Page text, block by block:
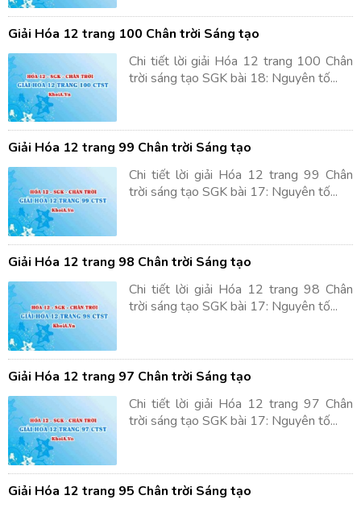
Giải Hóa 12 trang 100 Chân trời Sáng tạo
Chi tiết lời giải Hóa 12 trang 100 Chân
trời sáng tạo SGK bài 18: Nguyên tố...
Giải Hóa 12 trang 99 Chân trời Sáng tạo
Chi tiết lời giải Hóa 12 trang 99 Chân
trời sáng tạo SGK bài 17: Nguyên tố...
Giải Hóa 12 trang 98 Chân trời Sáng tạo
Chi tiết lời giải Hóa 12 trang 98 Chân
trời sáng tạo SGK bài 17: Nguyên tố...
Giải Hóa 12 trang 97 Chân trời Sáng tạo
Chi tiết lời giải Hóa 12 trang 97 Chân
trời sáng tạo SGK bài 17: Nguyên tố...
Giải Hóa 12 trang 95 Chân trời Sáng tạo